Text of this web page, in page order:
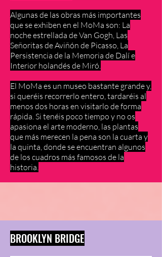
Algunas de las obras más importantes
que se exhiben en el MoMa son: La
noche estrellada de Van Gogh, Las
Señoritas de Aviñón de Picasso, La
Persistencia de la Memoria de Dalí e
Interior holandés de Miró.
El MoMa es un museo bastante grande y,
si queréis recorrerlo entero, tardaréis al
menos dos horas en visitarlo de forma
rápida. Si tenéis poco tiempo y no os
apasiona el arte moderno, las plantas
que más merecen la pena son la cuarta y
la quinta, donde se encuentran algunos
de los cuadros más famosos de la
historia.
BROOKLYN BRIDGE